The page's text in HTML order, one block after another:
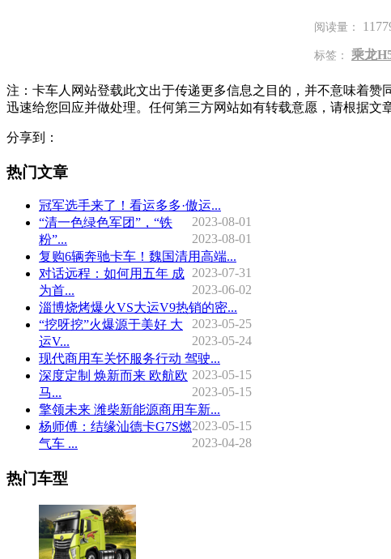
阅读量：
标签： 乘龙
注：卡车人网站登载此文出于传递更多信息之目的，并不意味着
迅速给您回应并做处理。任何第三方网站如有转载意愿，请根据文
分享到：
热门文章
冠军选手来了！看运多多·傲运...
2023-08-01
“清一色绿色军团”，“铁
粉”...
2023-08-01
复购6辆奔驰卡车！魏国清用高端...
2023-07-31
对话远程：如何用五年 成
为首...
2023-06-02
淄博烧烤爆火VS大运V9热销的密...
2023-05-25
“挖呀挖”火爆源于美好 大
运V...
2023-05-24
现代商用车关怀服务行动 驾驶...
2023-05-15
深度定制 焕新而来 欧航欧
马...
2023-05-15
擎领未来 潍柴新能源商用车新...
2023-05-15
杨师傅：结缘汕德卡G7S燃
气车 ...
2023-04-28
热门车型